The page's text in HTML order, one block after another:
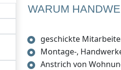
WARUM
geschickte
Montage-,
Anstrich von